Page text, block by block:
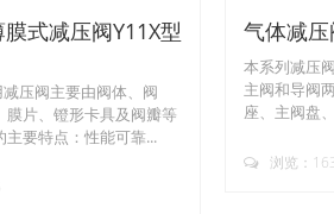
式减压阀Y11X型
压阀主要由阀体、阀
膜片、镫形卡具及阀瓣等
主要特点：性能可靠...
气体减压
本系列减压
主阀和导阀
座、主阀盘
浏览：